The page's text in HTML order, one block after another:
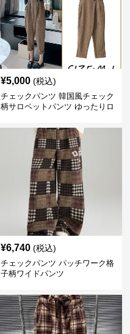
¥5,000 (税込)
チェックパンツ 韓国風チェック
柄サロペットパンツ ゆったりロ
¥6,740 (税込)
チェックパンツ パッチワーク格
子柄ワイドパンツ